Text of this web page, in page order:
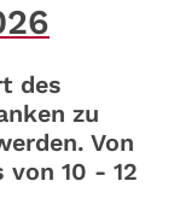
des
zu
Von
10 - 12